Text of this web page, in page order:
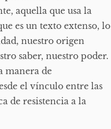
aquella que usa la
es un texto extenso, lo
nuestro origen
saber, nuestro poder.
manera de
el vínculo entre las
de resistencia a la